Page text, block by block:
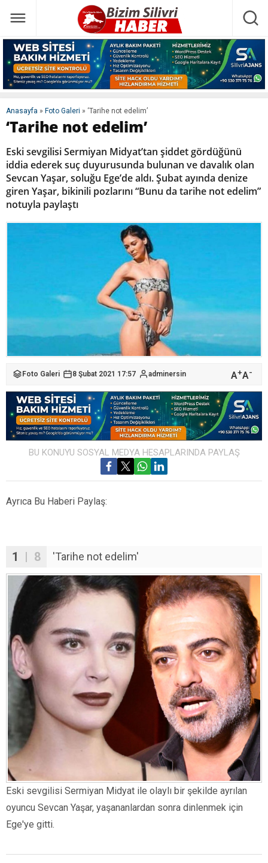
Anasayfa » Foto Galeri » ‘Tarihe not edelim’
‘Tarihe not edelim’
Eski sevgilisi Sermiyan Midyat’tan şiddet gördüğünü
iddia ederek suç duyurusunda bulunan ve davalık olan
Sevcan Yaşar, soluğu Ege’de aldı. Şubat ayında denize
giren Yaşar, bikinili pozlarını “Bunu da tarihe not edelim”
notuyla paylaştı
Foto Galeri 8 Şubat 2021 17:57 adminersin A+A-
BU KONUYU SOSYAL MEDYA HESAPLARINDA PAYLAŞ
Ayrıca Bu Haberi Paylaş:
1 | 8 'Tarihe not edelim'
Eski sevgilisi Sermiyan Midyat ile olaylı bir şekilde ayrılan
oyuncu Sevcan Yaşar, yaşananlardan sonra dinlenmek için
Ege'ye gitti.